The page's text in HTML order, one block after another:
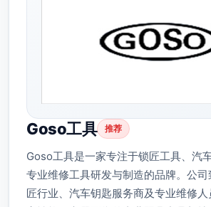
Goso工具 推荐
Goso工具是一家专注于锁匠工具、汽
专业维修工具研发与制造的品牌。公
匠行业、汽车钥匙服务商及专业维修人